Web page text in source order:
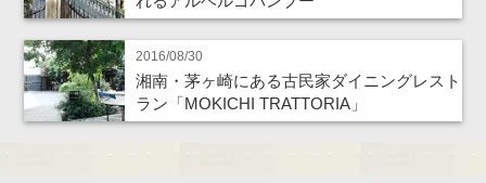
2016/08/30
湘南・茅ヶ崎にある古民家ダイニングレスト
ラン「MOKICHI TRATTORIA」